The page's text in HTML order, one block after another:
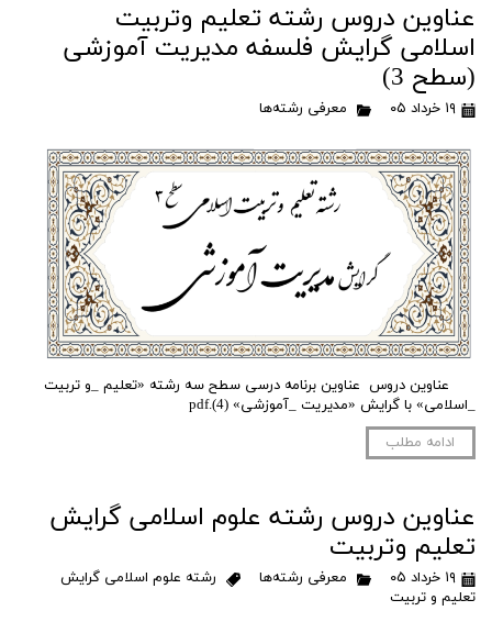
عناوین دروس رشته تعلیم وتربیت
اسلامی گرایش فلسفه مدیریت آموزشی
(سطح 3)
۱۹ خرداد ۰۵ معرفی رشته‌ها
عناوین دروس عناوین برنامه درسی سطح سه رشته «تعلیم _و تربیت
_اسلامی» با گرایش «مدیریت _آموزشی» (4).pdf
ادامه مطلب
عناوین دروس رشته علوم اسلامی گرایش
تعلیم وتربیت
۱۹ خرداد ۰۵ معرفی رشته‌ها
رشته علوم اسلامی گرایش
تعلیم و تربیت